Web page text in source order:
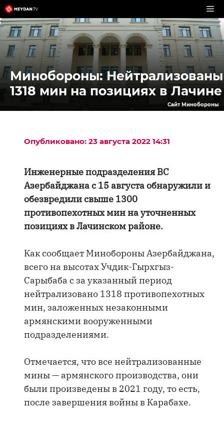
Перейти
к
содержимому
Минобороны: Нейтрализованы
1318 мин на позициях в Лачине
Сайт Минобороны
Опубликовано: 23 августа 2022 14:31
Инженерные подразделения ВС
Азербайджана с 15 августа обнаружили и
обезвредили свыше 1300
противопехотных мин на уточненных
позициях в Лачинском районе.
Как сообщает Минобороны Азербайджана,
всего на высотах Учдик-Гырхгыз-
Сарыбаба с за указанный период
нейтрализовано 1318 противопехотных
мин, заложенных незаконными
армянскими вооруженными
подразделениями.
Отмечается, что все нейтрализованные
мины — армянского производства, они
были произведены в 2021 году, то есть,
после завершения войны в Карабахе.